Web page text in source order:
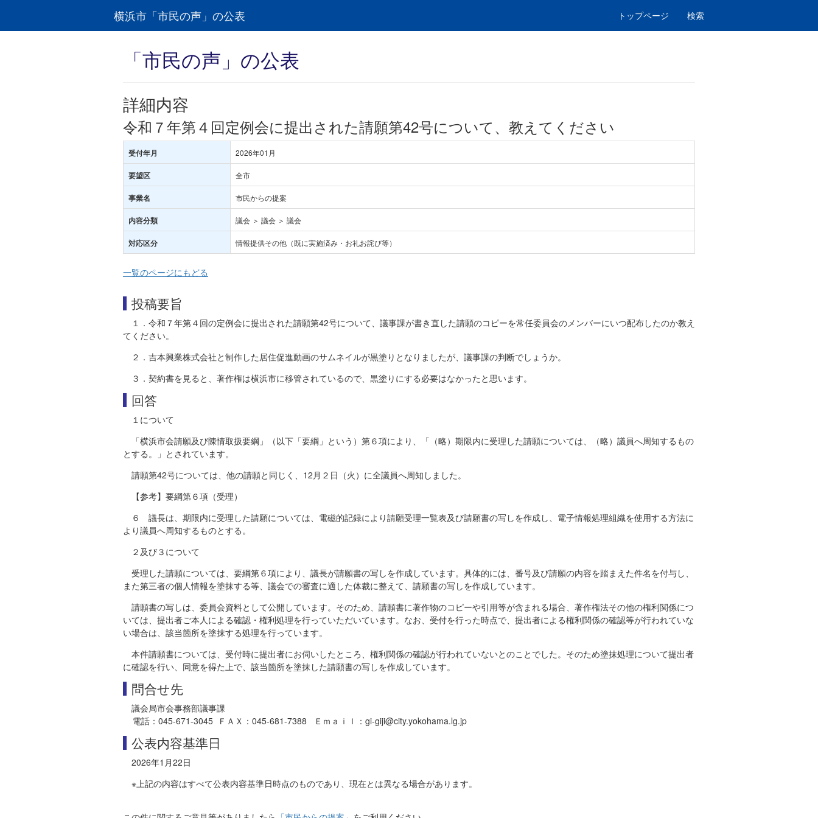
横浜市「市民の声」の公表 トップページ 検索
「市民の声」の公表
詳細内容
令和７年第４回定例会に提出された請願第42号について、教えてください
受付年月 2026年01月
要望区 全市
事業名 市民からの提案
内容分類 議会 ＞ 議会 ＞ 議会
対応区分 情報提供その他（既に実施済み・お礼お詫び等）
一覧のページにもどる
投稿要旨
１．令和７年第４回の定例会に提出された請願第42号について、議事課が書き直した請願のコピーを常任委員会のメンバーにいつ配布したのか教え
てください。
２．吉本興業株式会社と制作した居住促進動画のサムネイルが黒塗りとなりましたが、議事課の判断でしょうか。
３．契約書を見ると、著作権は横浜市に移管されているので、黒塗りにする必要はなかったと思います。
回答
１について
「横浜市会請願及び陳情取扱要綱」（以下「要綱」という）第６項により、「（略）期限内に受理した請願については、（略）議員へ周知するもの
とする。」とされています。
請願第42号については、他の請願と同じく、12月２日（火）に全議員へ周知しました。
【参考】要綱第６項（受理）
６ 議長は、期限内に受理した請願については、電磁的記録により請願受理一覧表及び請願書の写しを作成し、電子情報処理組織を使用する方法に
より議員へ周知するものとする。
２及び３について
受理した請願については、要綱第６項により、議長が請願書の写しを作成しています。具体的には、番号及び請願の内容を踏まえた件名を付与し、
また第三者の個人情報を塗抹する等、議会での審査に適した体裁に整えて、請願書の写しを作成しています。
請願書の写しは、委員会資料として公開しています。そのため、請願書に著作物のコピーや引用等が含まれる場合、著作権法その他の権利関係につ
いては、提出者ご本人による確認・権利処理を行っていただいています。なお、受付を行った時点で、提出者による権利関係の確認等が行われていな
い場合は、該当箇所を塗抹する処理を行っています。
本件請願書については、受付時に提出者にお伺いしたところ、権利関係の確認が行われていないとのことでした。そのため塗抹処理について提出者
に確認を行い、同意を得た上で、該当箇所を塗抹した請願書の写しを作成しています。
問合せ先
議会局市会事務部議事課
電話：045-671-3045 ＦＡＸ：045-681-7388 Ｅｍａｉｌ：gi-giji@city.yokohama.lg.jp
公表内容基準日
2026年1月22日
※上記の内容はすべて公表内容基準日時点のものであり、現在とは異なる場合があります。